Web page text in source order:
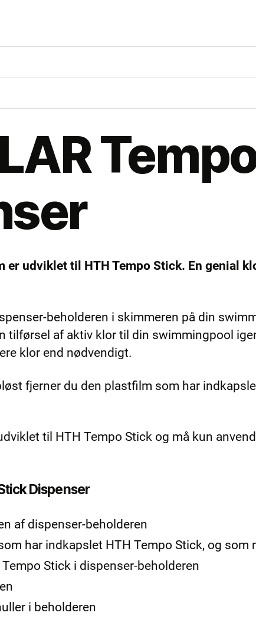
er udviklet til HTH Tempo Stick. En genial
beholderen i skimmeren på din
tilførsel af aktiv klor til din swimmingpool
klor end nødvendigt.
fjerner du den plastfilm som har
til HTH Tempo Stick og må kun
Dispenser
af dispenser-beholderen
har indkapslet HTH Tempo Stick, og som
Stick i dispenser-beholderen
i beholderen